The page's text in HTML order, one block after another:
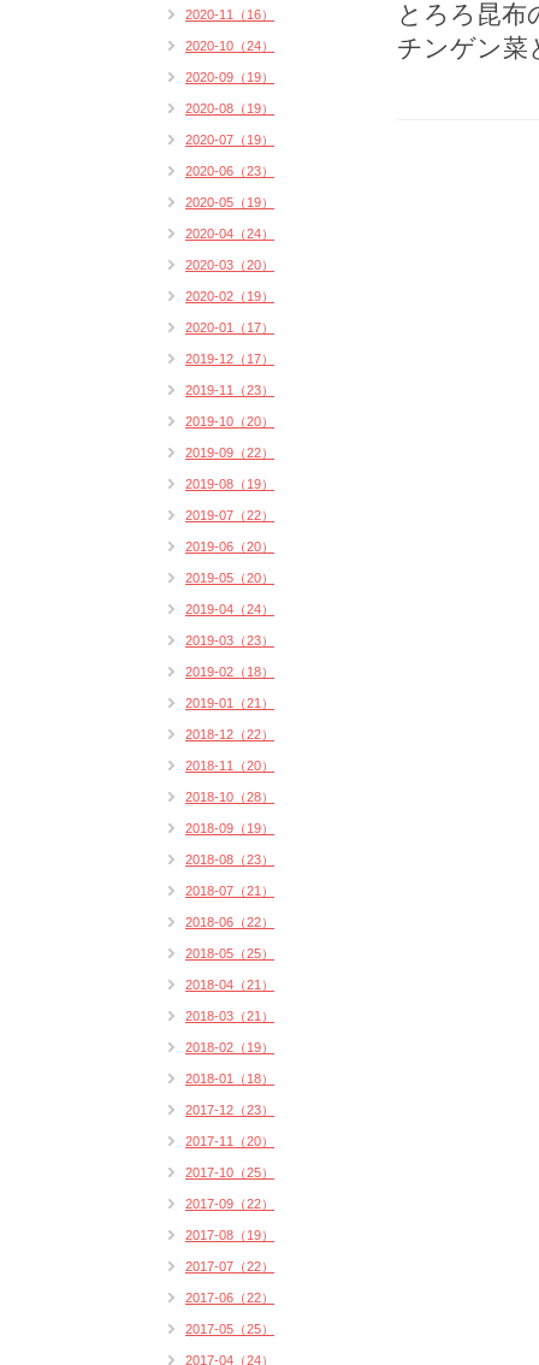
とろろ昆布
チンゲン菜
2020-11（16）
2020-10（24）
2020-09（19）
2020-08（19）
2020-07（19）
2020-06（23）
2020-05（19）
2020-04（24）
2020-03（20）
2020-02（19）
2020-01（17）
2019-12（17）
2019-11（23）
2019-10（20）
2019-09（22）
2019-08（19）
2019-07（22）
2019-06（20）
2019-05（20）
2019-04（24）
2019-03（23）
2019-02（18）
2019-01（21）
2018-12（22）
2018-11（20）
2018-10（28）
2018-09（19）
2018-08（23）
2018-07（21）
2018-06（22）
2018-05（25）
2018-04（21）
2018-03（21）
2018-02（19）
2018-01（18）
2017-12（23）
2017-11（20）
2017-10（25）
2017-09（22）
2017-08（19）
2017-07（22）
2017-06（22）
2017-05（25）
2017-04（24）